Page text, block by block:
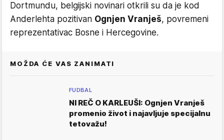
Dortmundu, belgijski novinari otkrili su da je kod
Anderlehta pozitivan Ognjen Vranješ, povremeni
reprezentativac Bosne i Hercegovine.
MOŽDA ĆE VAS ZANIMATI
FUDBAL
NI REČ O KARLEUŠI: Ognjen Vranješ
promenio život i najavljuje specijalnu
tetovažu!